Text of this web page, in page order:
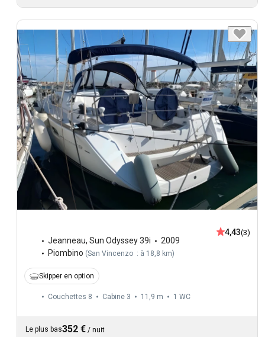
Jeanneau, Sun Odyssey 39i
2009
Piombino (San Vincenzo : à 18,8 km)
4,43(3)
Skipper en option
Couchettes 8 Cabine 3 11,9 m 1 WC
Le plus bas352 € / nuit